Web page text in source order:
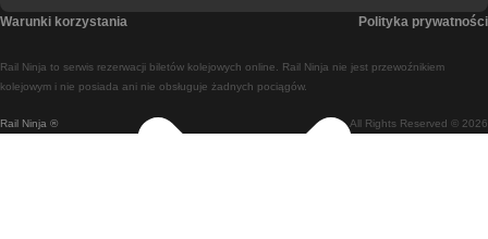
Pociąg Madryt - Lizbona
Pociąg Madryt - Barcelona
Rail Ninja ® All Rights Reserved © 2026
Rail Ninja to serwis rezerwacji biletów kolejowych online. Rail Ninja nie jest przewoźnikiem
kolejowym i nie posiada ani nie obsługuje żadnych pociągów.
Warunki korzystania Polityka prywatności